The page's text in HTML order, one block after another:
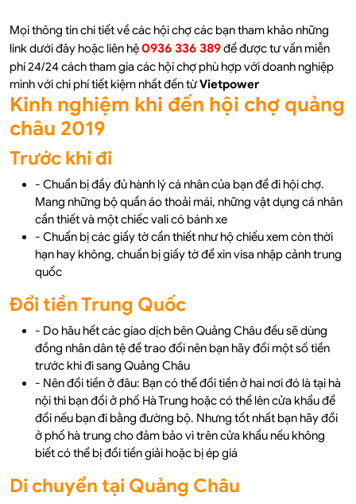
Mọi thông tin chi tiết về các hội chợ các bạn tham khảo những
link dưới đây hoặc liên hệ0936 336 389để được tư vấn miễn
phí 24/24 cách tham gia các hội chợ phù hợp với doanh nghiệp
mình với chi phí tiết kiệm nhất đến từVietpower
Kinh nghiệm khi đến hội chợ quảng
châu 2019
Trước khi đi
- Chuẩn bị đầy đủ hành lý cá nhân của bạn để đi hội chợ.
Mang những bộ quần áo thoải mái, những vật dụng cá nhân
cần thiết và một chiếc vali có bánh xe
- Chuẩn bị các giấy tờ cần thiết như hộ chiếu xem còn thời
hạn hay không, chuẩn bị giấy tờ để xin visa nhập cảnh trung
quốc
Đổi tiền Trung Quốc
- Do hâu hết các giao dịch bên Quảng Châu đều sẽ dùng
đồng nhân dân tệ để trao đổi nên bạn hãy đổi một số tiền
trước khi đi sang Quảng Châu
- Nên đổi tiền ở đâu: Bạn có thể đổi tiền ở hai nơi đó là tại hà
nội thì bạn đổi ở phố Hà Trung hoặc có thể lên cửa khẩu để
đổi nếu bạn đi bằng đường bộ. Nhưng tốt nhất bạn hãy đổi
ở phố hà trung cho đảm bảo vì trên cửa khẩu nếu không
biết có thể bị đổi tiền giải hoặc bị ép giá
Di chuyển tại Quảng Châu